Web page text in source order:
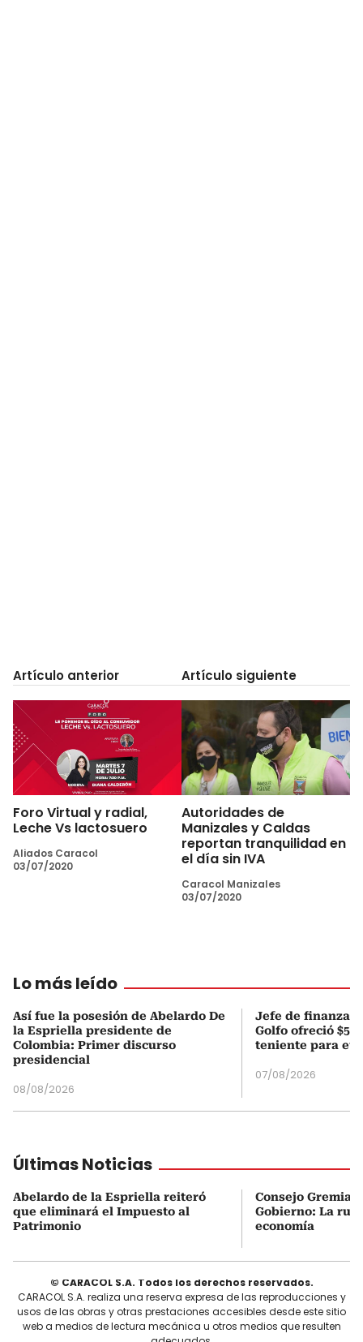
Artículo anterior
Foro Virtual y radial,
Leche Vs lactosuero
Aliados Caracol
03/07/2020
Artículo siguiente
Autoridades de
Manizales y Caldas
reportan tranquilidad en
el día sin IVA
Caracol Manizales
03/07/2020
Lo más leído
Así fue la posesión de Abelardo De
la Espriella presidente de
Colombia: Primer discurso
presidencial
08/08/2026
Jefe de finanzas
Golfo ofreció
teniente para
07/08/2026
Últimas Noticias
Abelardo de la Espriella reiteró
que eliminará el Impuesto al
Patrimonio
Consejo Gremial
Gobierno: La
economía
© CARACOL S.A. Todos los derechos reservados.
CARACOL S.A. realiza una reserva expresa de las reproducciones y
usos de las obras y otras prestaciones accesibles desde este sitio
web a medios de lectura mecánica u otros medios que resulten